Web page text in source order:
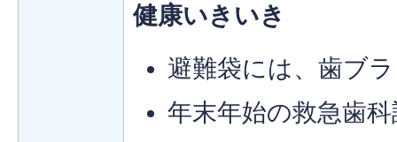
健康いきいき
避難袋には、歯ブ
年末年始の救急歯